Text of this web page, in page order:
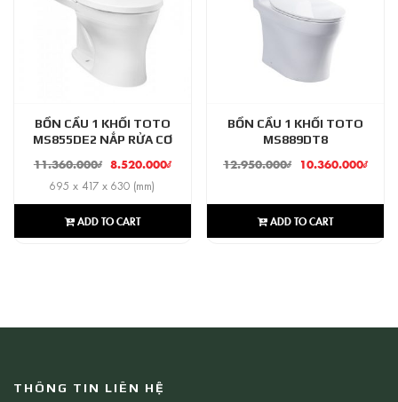
BỒN CẦU 1 KHỐI TOTO
MS855DE2 NẮP RỬA CƠ
11.360.000₫ 8.520.000₫
695 x 417 x 630 (mm)
ADD TO CART
BỒN CẦU 1 KHỐI TOTO
MS889DT8
12.950.000₫ 10.360.000₫
ADD TO CART
THÔNG TIN LIÊN HỆ